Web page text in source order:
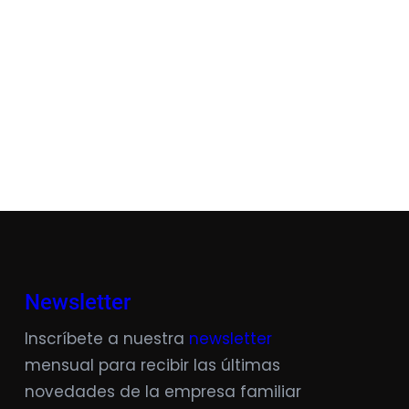
Newsletter
Inscríbete a nuestra newsletter
mensual para recibir las últimas
novedades de la empresa familiar